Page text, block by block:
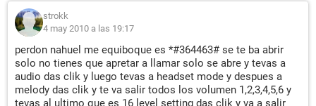
strokk
4 may 2010 a las 19:17
perdon nahuel me equiboque es *#364463# se te ba abrir
solo no tienes que apretar a llamar solo se abre y tevas a
audio das clik y luego tevas a headset mode y despues a
melody das clik y te va salir todos los volumen 1,2,3,4,5,6 y
tevas al ultimo que es 16 level setting das clik y va a salir